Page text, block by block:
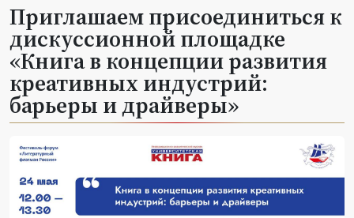
Приглашаем присоединиться к
дискуссионной площадке
«Книга в концепции развития
креативных индустрий:
барьеры и драйверы»